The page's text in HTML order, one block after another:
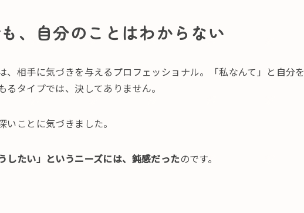
、自分のことはわからない
、相手に気づきを与えるプロフェッショナル。「私なんて」と自分を
るタイプでは、決してありません。
いことに気づきました。
したい」というニーズには、鈍感だったのです。